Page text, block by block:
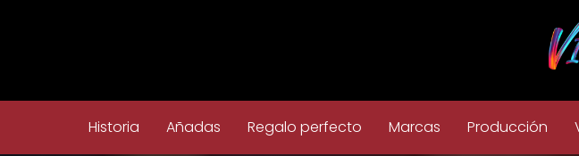
Historia Añadas Regalo perfecto Marcas Producción